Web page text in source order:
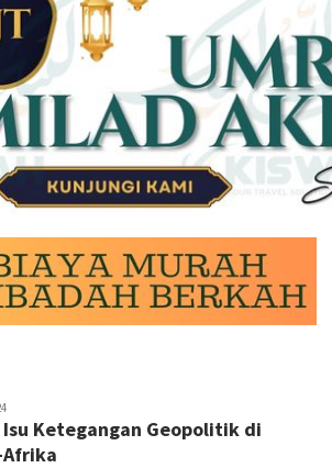
Ketegangan Geopolitik di
Afrika